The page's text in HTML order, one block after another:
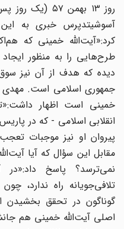
روز ۱۳ بهمن ۵۷
آسوشیتدپرس خبری به این
کرد:«آیت‌الله خمینی که
طرح‌هایی را به منظور ایجاد
دیده که هدف از آن نیز
جمهوری اسلامی است. مهدی
خمینی است اظهار
انقلابی اسلامی - که در
پیروان او نیز موجبات تعجب
مقابل این سؤال که آیا
نمی‌ترسد؟ پاسخ داد:«در
تلافی‌جویانه راه ندارد،
گوناگون در تحقق بخشیدن
اصلی آیت‌الله خمینی هم